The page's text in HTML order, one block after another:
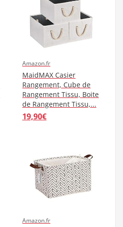
Amazon.fr
MaidMAX Casier
Rangement, Cube de
Rangement Tissu, Boite
de Rangement Tissu,...
19,90€
Amazon.fr